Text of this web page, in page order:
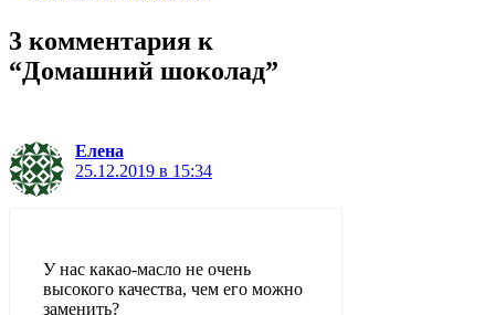
3 комментария к
“Домашний шоколад”
Елена
25.12.2019 в 15:34
У нас какао-масло не очень
высокого качества, чем его можно
заменить?